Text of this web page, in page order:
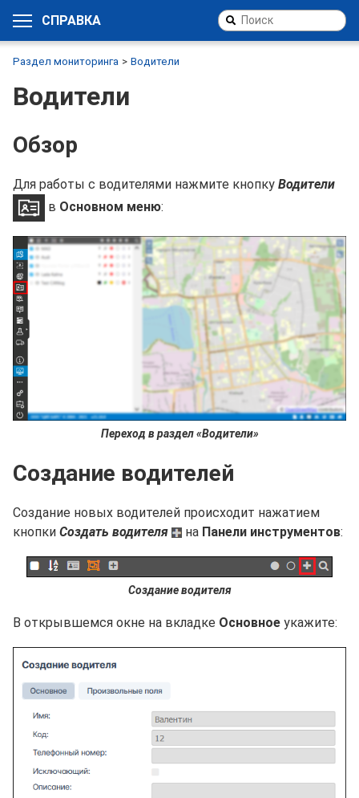
СПРАВКА
Раздел мониторинга Водители
Водители
Обзор
Для работы с водителями нажмите кнопку Водители
в Основном меню:
Переход в раздел «Водители»
Создание водителей
Создание новых водителей происходит нажатием
кнопки Создать водителя на Панели инструментов:
Создание водителя
В открывшемся окне на вкладке Основное укажите: